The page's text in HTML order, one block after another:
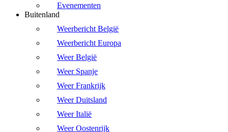
Evenementen
Buitenland
Weerbericht België
Weerbericht Europa
Weer België
Weer Spanje
Weer Frankrijk
Weer Duitsland
Weer Italië
Weer Oostenrijk